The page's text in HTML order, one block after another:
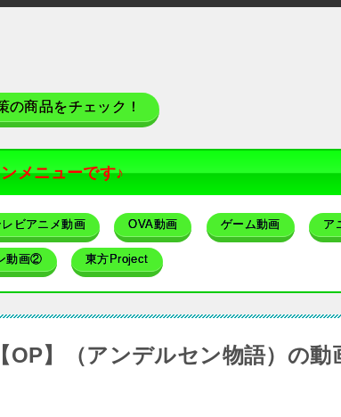
の商品をチェック！
メニューです♪
レビアニメ動画 OVA動画 ゲーム動画 ア
動画② 東方Project
OP】（アンデルセン物語）の動